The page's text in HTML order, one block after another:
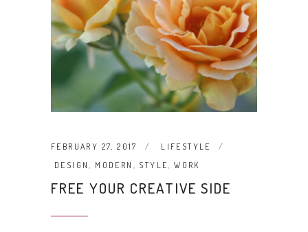
FEBRUARY 27, 2017
LIFESTYLE
DESIGN, MODERN , STYLE,WORK
FREE YOUR CREATIVE SIDE